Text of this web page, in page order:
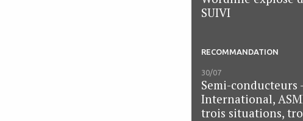
SUIVI
RECOMMANDATION
30/07
Semi-conducteurs
International,
trois situations,